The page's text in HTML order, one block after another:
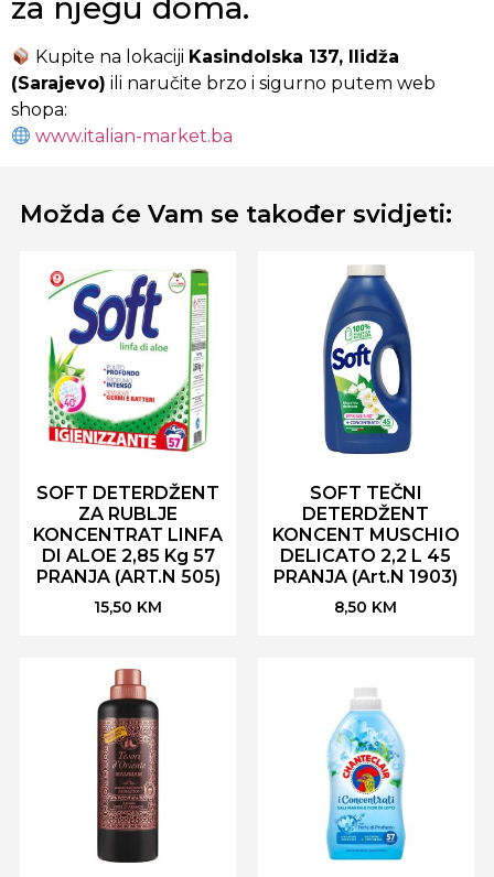
za njegu doma.
Kupite na lokaciji Kasindolska 137, Ilidža
(Sarajevo) ili naručite brzo i sigurno putem web
shopa:
www.italian-market.ba
Možda će Vam se također svidjeti:
SOFT DETERDŽENT
ZA RUBLJE
KONCENTRAT LINFA
DI ALOE 2,85 Kg 57
PRANJA (ART.N 505)
15,50 KM
SOFT TEČNI
DETERDŽENT
KONCENT MUSCHIO
DELICATO 2,2 L 45
PRANJA (Art.N 1903)
8,50 KM